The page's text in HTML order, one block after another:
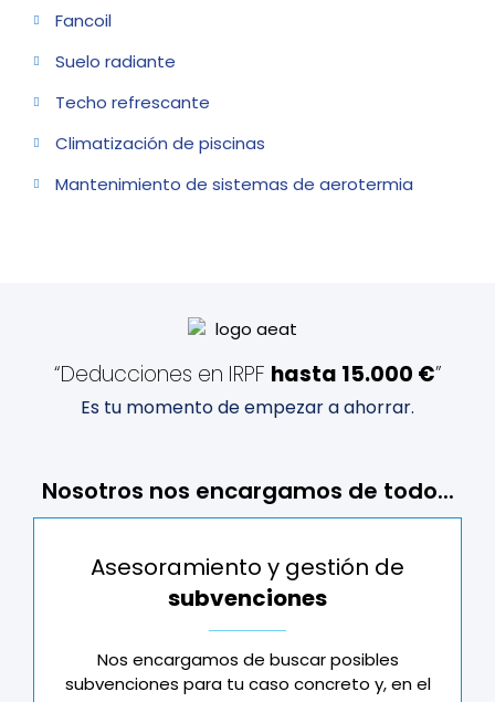
Fancoil
Suelo radiante
Techo refrescante
Climatización de piscinas
Mantenimiento de sistemas de aerotermia
“Deducciones en IRPF hasta 15.000 €”
Es tu momento de empezar a ahorrar.
Nosotros nos encargamos de todo...
Asesoramiento y gestión de
subvenciones
Nos encargamos de buscar posibles
subvenciones para tu caso concreto y, en el